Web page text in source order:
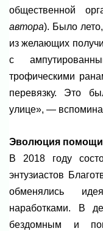
общественной
автора). Было
из желающих
с
трофическими
перевязку. Это
улице», —
Эволюция помощи
В 2018 году
энтузиастов
обменялись
наработками. В
бездомным и